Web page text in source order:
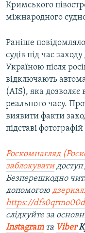
Кримського
міжнародного
Раніше
судів під час
Україною після
відключають
(AIS), яка дозволяє
реального часу.
виявити факти
підставі
Роскомнагляд
заблокуватидоступ
Безперешкодно
допомогою
https://
слідкуйте за
Instagramта Viber